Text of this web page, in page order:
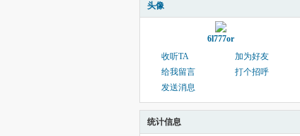
头像
6l777or
收听TA
加为好友
给我留言
打个招呼
发送消息
统计信息